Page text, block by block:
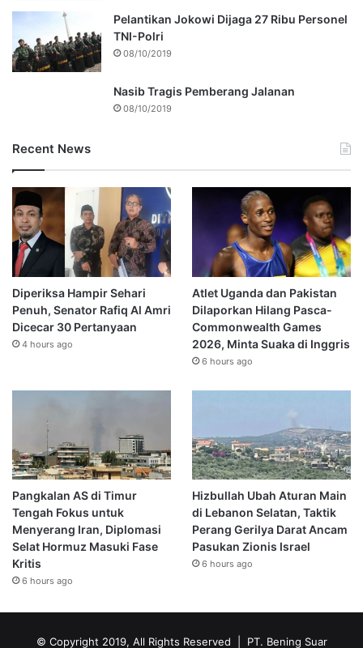
Pelantikan Jokowi Dijaga 27 Ribu Personel
TNI-Polri
08/10/2019
Nasib Tragis Pemberang Jalanan
08/10/2019
Recent News
Diperiksa Hampir Sehari
Penuh, Senator Rafiq Al Amri
Dicecar 30 Pertanyaan
4 hours ago
Atlet Uganda dan Pakistan
Dilaporkan Hilang Pasca-
Commonwealth Games
2026, Minta Suaka di Inggris
6 hours ago
Pangkalan AS di Timur
Tengah Fokus untuk
Menyerang Iran, Diplomasi
Selat Hormuz Masuki Fase
Kritis
6 hours ago
Hizbullah Ubah Aturan Main
di Lebanon Selatan, Taktik
Perang Gerilya Darat Ancam
Pasukan Zionis Israel
6 hours ago
© Copyright 2019, All Rights Reserved | PT. Bening Suar